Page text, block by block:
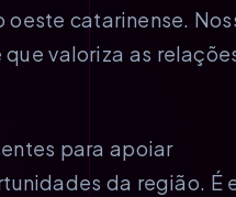
oeste catarinense.
valoriza as
para apoiar
da região. É